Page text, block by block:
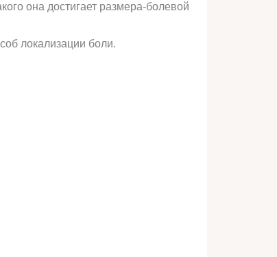
она достигает размера-болевой
локализации боли.